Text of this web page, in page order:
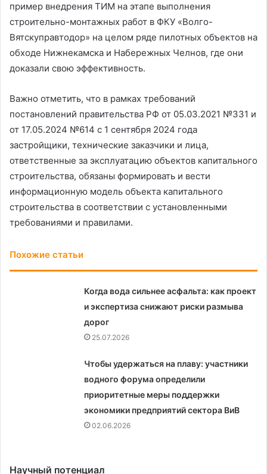
пример внедрения ТИМ на этапе выполнения
строительно-монтажных работ в ФКУ «Волго-
Вятскуправтодор» на целом ряде пилотных объектов на
обходе Нижнекамска и Набережных Челнов, где они
доказали свою эффективность.
Важно отметить, что в рамках требований
постановлений правительства РФ от 05.03.2021 №331 и
от 17.05.2024 №614 с 1 сентября 2024 года
застройщики, технические заказчики и лица,
ответственные за эксплуатацию объектов капитального
строительства, обязаны формировать и вести
информационную модель объекта капитального
строительства в соответствии с установленными
требованиями и правилами.
Похожие статьи
Когда вода сильнее асфальта: как проект
и экспертиза снижают риски размыва
дорог
25.07.2026
Чтобы удержаться на плаву: участники
водного форума определили
приоритетные меры поддержки
экономики предприятий сектора ВиВ
02.06.2026
Научный потенциал